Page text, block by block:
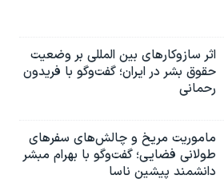
اثر ساز‌و‌کارهای بین المللی بر وضعیت
حقوق بشر در ایران؛ گفت‌وگو با فریدون
رحمانی
ماموریت مریخ و چالش‌های سفرهای
طولانی فضایی؛ گفت‌وگو با بهرام مبشر
دانشمند پیشین ناسا